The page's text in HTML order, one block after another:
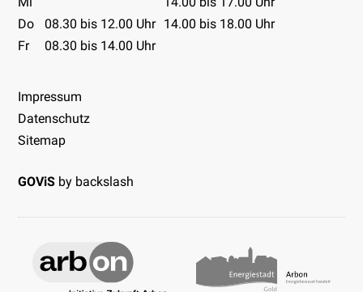
Do
08.30 bis 12.00 Uhr 14.00 bis 18.00 Uhr
Fr
08.30 bis 14.00 Uhr
Impressum
Datenschutz
Sitemap
GOViS by backslash